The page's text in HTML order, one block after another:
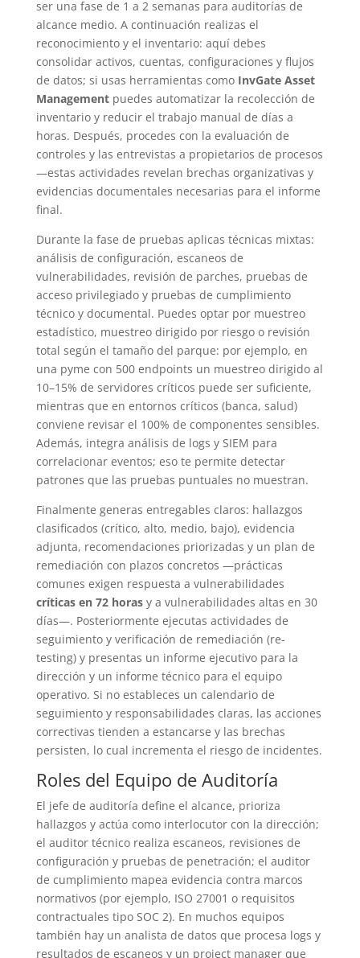
ser una fase de 1 a 2 semanas para auditorías de
alcance medio. A continuación realizas el
reconocimiento y el inventario: aquí debes
consolidar activos, cuentas, configuraciones y flujos
de datos; si usas herramientas como InvGate Asset
Managementpuedes automatizar la recolección de
inventario y reducir el trabajo manual de días a
horas. Después, procedes con la evaluación de
controles y las entrevistas a propietarios de procesos
—estas actividades revelan brechas organizativas y
evidencias documentales necesarias para el informe
final.
Durante la fase de pruebas aplicas técnicas mixtas:
análisis de configuración, escaneos de
vulnerabilidades, revisión de parches, pruebas de
acceso privilegiado y pruebas de cumplimiento
técnico y documental. Puedes optar por muestreo
estadístico, muestreo dirigido por riesgo o revisión
total según el tamaño del parque: por ejemplo, en
una pyme con 500 endpoints un muestreo dirigido al
10–15% de servidores críticos puede ser suficiente,
mientras que en entornos críticos (banca, salud)
conviene revisar el 100% de componentes sensibles.
Además, integra análisis de logs y SIEM para
correlacionar eventos; eso te permite detectar
patrones que las pruebas puntuales no muestran.
Finalmente generas entregables claros: hallazgos
clasificados (crítico, alto, medio, bajo), evidencia
adjunta, recomendaciones priorizadas y un plan de
remediación con plazos concretos —prácticas
comunes exigen respuesta a vulnerabilidades
críticas en 72 horasy a vulnerabilidades altas en 30
días—. Posteriormente ejecutas actividades de
seguimiento y verificación de remediación (re-
testing) y presentas un informe ejecutivo para la
dirección y un informe técnico para el equipo
operativo. Si no estableces un calendario de
seguimiento y responsabilidades claras, las acciones
correctivas tienden a estancarse y las brechas
persisten, lo cual incrementa el riesgo de incidentes.
Roles del Equipo de Auditoría
El jefe de auditoría define el alcance, prioriza
hallazgos y actúa como interlocutor con la dirección;
el auditor técnico realiza escaneos, revisiones de
configuración y pruebas de penetración; el auditor
de cumplimiento mapea evidencia contra marcos
normativos (por ejemplo, ISO 27001 o requisitos
contractuales tipo SOC 2). En muchos equipos
también hay un analista de datos que procesa logs y
resultados de escaneos y un project manager que